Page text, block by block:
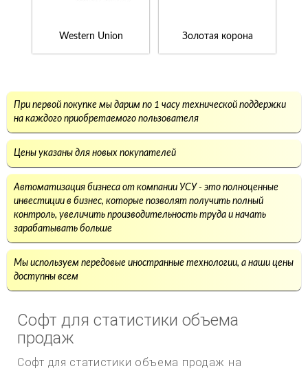
Western Union Золотая корона
При первой покупке мы дарим по 1 часу технической поддержки
на каждого приобретаемого пользователя
Цены указаны для новых покупателей
Автоматизация бизнеса от компании УСУ - это полноценные
инвестиции в бизнес, которые позволят получить полный
контроль, увеличить производительность труда и начать
зарабатывать больше
Мы используем передовые иностранные технологии, а наши цены
доступны всем
Софт для статистики объема
продаж
Софт для статистики объема продаж на